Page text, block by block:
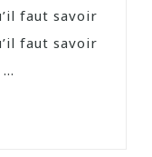
faut savoir
faut savoir